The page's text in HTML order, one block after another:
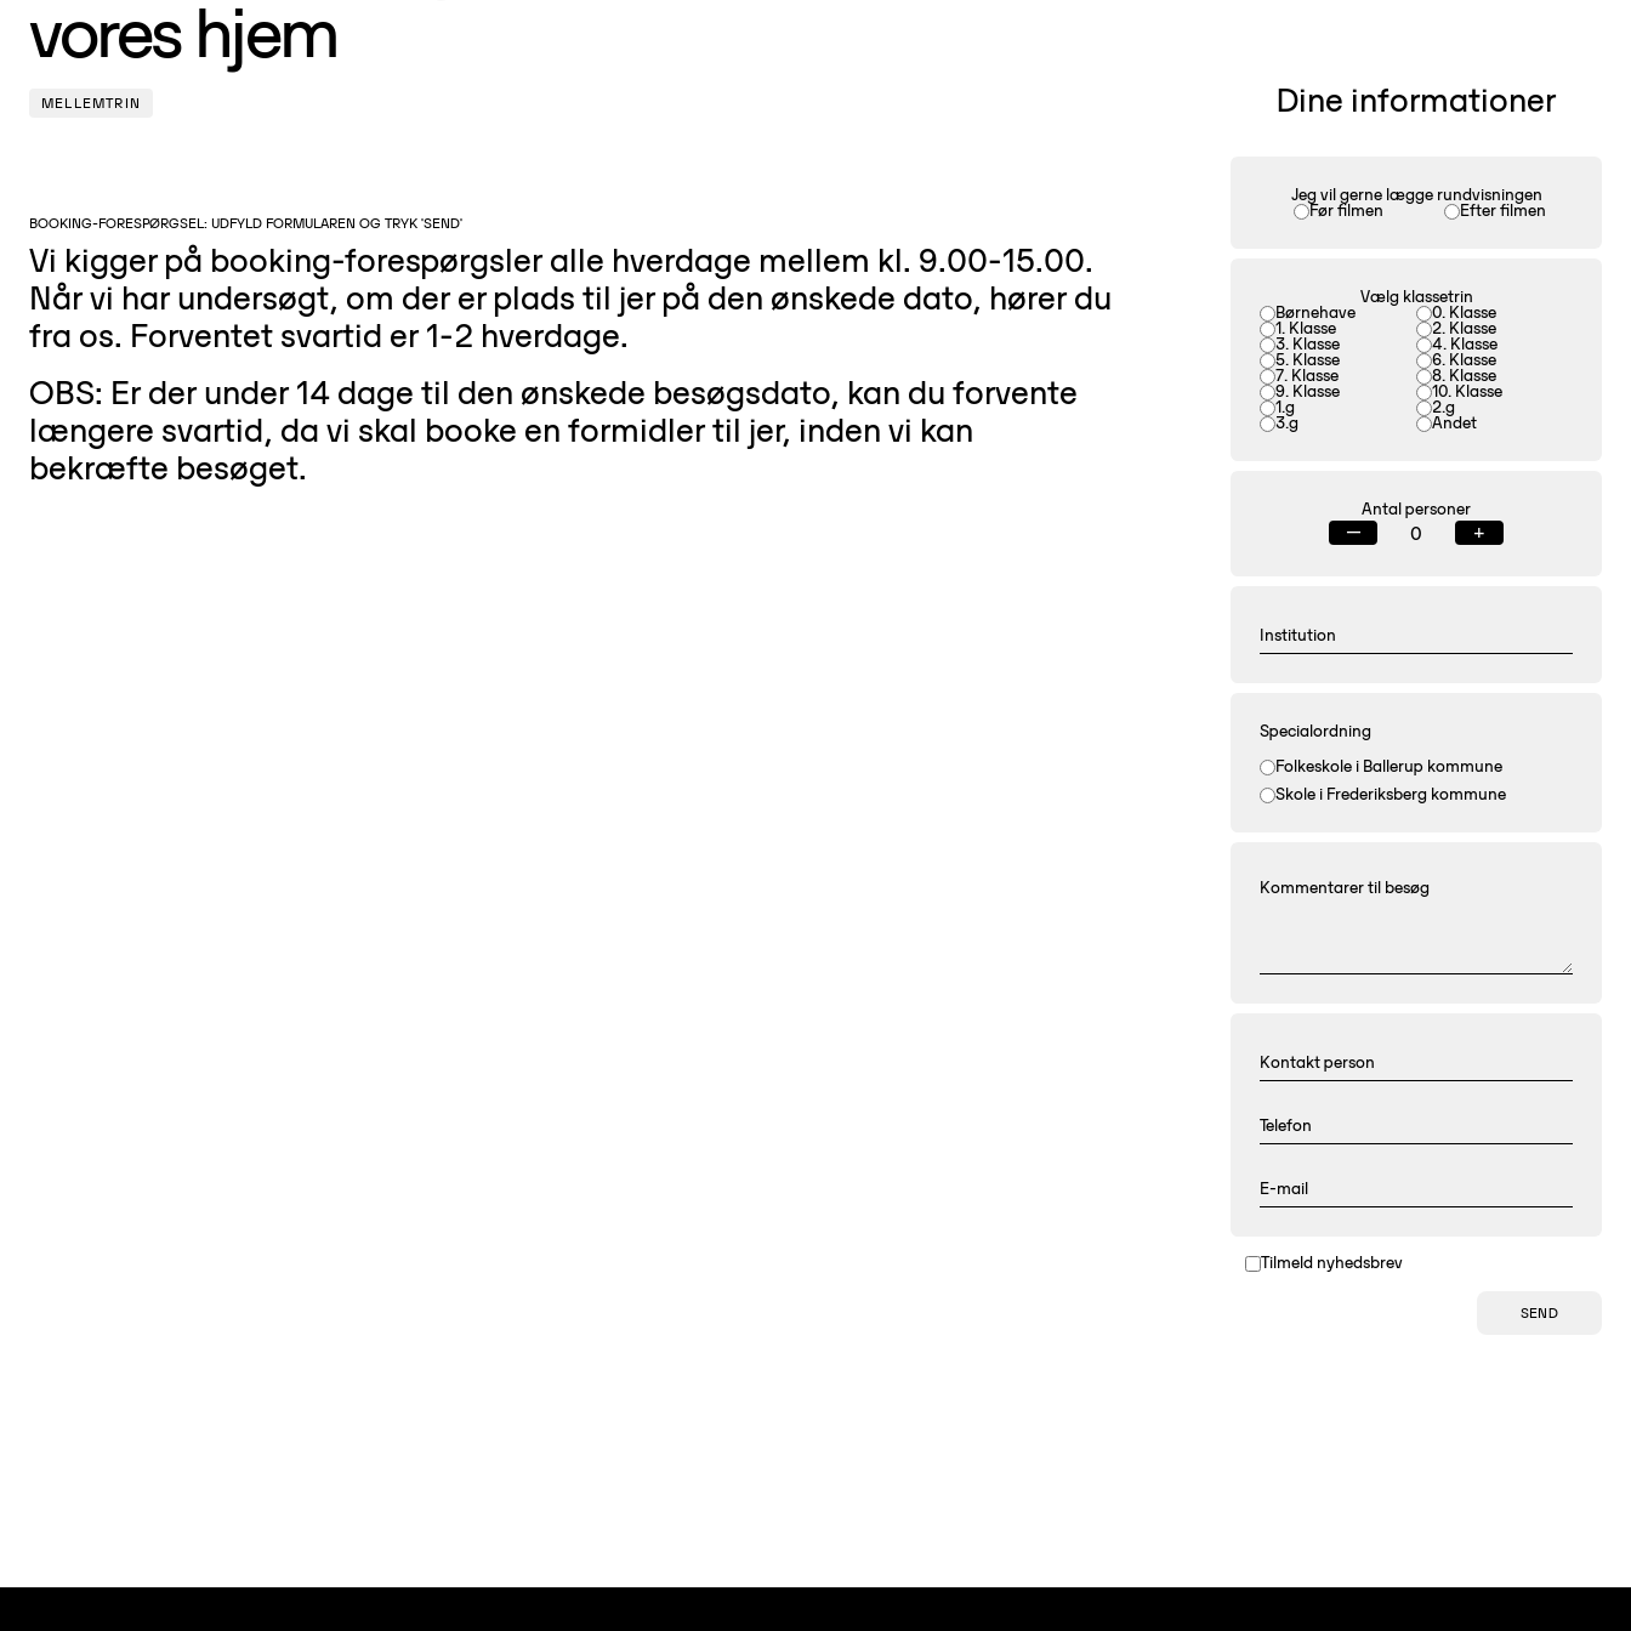
vores hjem
MELLEMTRIN
BOOKING-FORESPØRGSEL: UDFYLD FORMULAREN OG TRYK 'SEND'
Vi kigger på booking-forespørgsler alle hverdage mellem kl. 9.00-15.00.
Når vi har undersøgt, om der er plads til jer på den ønskede dato, hører du
fra os. Forventet svartid er 1-2 hverdage.
OBS: Er der under 14 dage til den ønskede besøgsdato, kan du forvente
længere svartid, da vi skal booke en formidler til jer, inden vi kan
bekræfte besøget.
Dine informationer
Jeg vil gerne lægge rundvisningen
Før filmen
Efter filmen
Vælg klassetrin
Børnehave
0. Klasse
1. Klasse
2. Klasse
3. Klasse
4. Klasse
5. Klasse
6. Klasse
7. Klasse
8. Klasse
9. Klasse
10. Klasse
1.g
2.g
3.g
Andet
Antal personer
— +
Specialordning
Folkeskole i Ballerup kommune
Skole i Frederiksberg kommune
Kommentarer til besøg
Tilmeld nyhedsbrev
SEND